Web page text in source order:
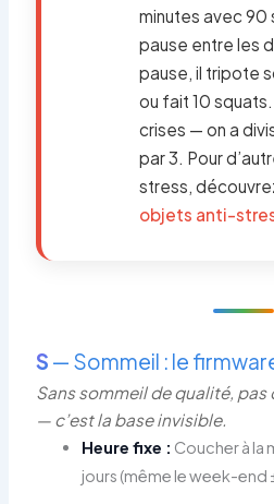
minutes avec
pause entre les
pause, il tripote
ou fait 10
crises — on a
par 3. Pour
stress,
objets anti-
S — Sommeil : le
Sans sommeil de qualité, pas
— c’est la base invisible.
Heure fixe : Coucher à la
jours (même le week-end